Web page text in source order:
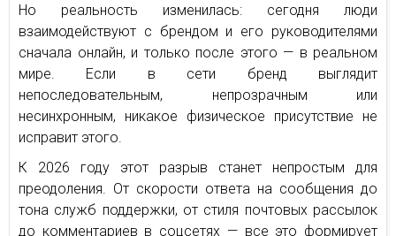
Но реальность изменилась: сегодня люди
взаимодействуют с брендом и его руководителями
сначала онлайн, и только после этого — в реальном
мире. Если в сети бренд выглядит
непоследовательным, непрозрачным или
несинхронным, никакое физическое присутствие не
исправит этого.
К 2026 году этот разрыв станет непростым для
преодоления. От скорости ответа на сообщения до
тона служб поддержки, от стиля почтовых рассылок
до комментариев в соцсетях — все это формирует